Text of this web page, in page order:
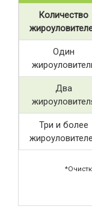
Количество
Один
Два
Три и более